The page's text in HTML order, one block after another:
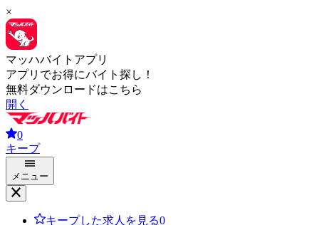
×
マッハバイトアプリ
アプリでお得にバイト探し！
無料ダウンロードはこちら
開く
0
キープ
メニュー
キープした求人を見る0